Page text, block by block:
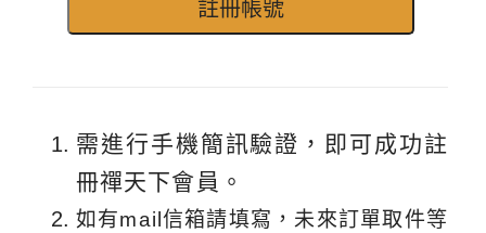
需進行手機簡訊驗證，即可成功註
冊禪天下會員。
如有mail信箱請填寫，未來訂單取件等